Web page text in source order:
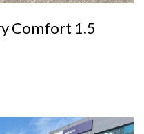
Comfort 1.5